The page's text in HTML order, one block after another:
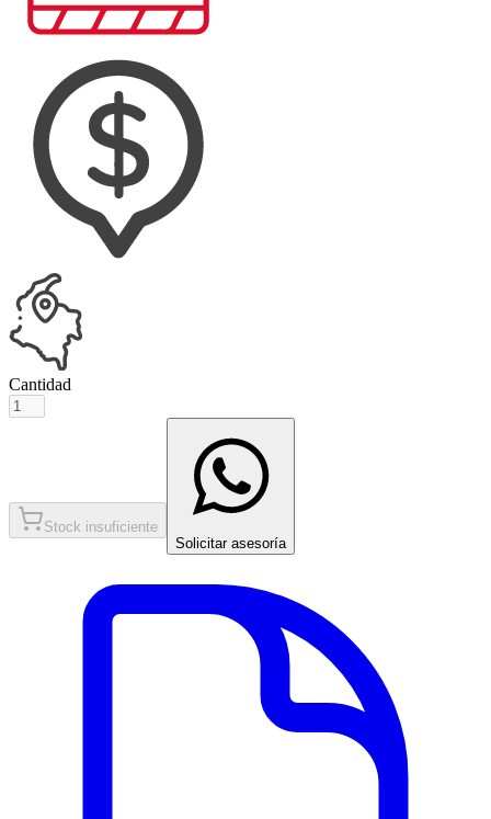
Cantidad
Stock insuficiente
Solicitar asesoría